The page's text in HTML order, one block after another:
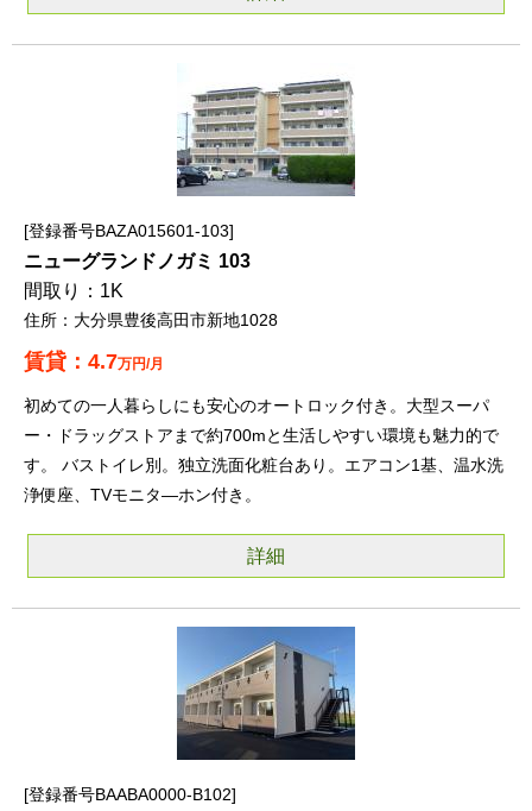
登録番号BAZA015601-103
ニューグランドノガミ 103
1K
大分県豊後高田市新地1028
4.7万円/月
初めての一人暮らしにも安心のオートロック付き。大型スーパ
ー・ドラッグストアまで約700mと生活しやすい環境も魅力的で
す。 バストイレ別。独立洗面化粧台あり。エアコン1基、温水洗
浄便座、TVモニタ―ホン付き。
詳細
登録番号BAABA0000-B102